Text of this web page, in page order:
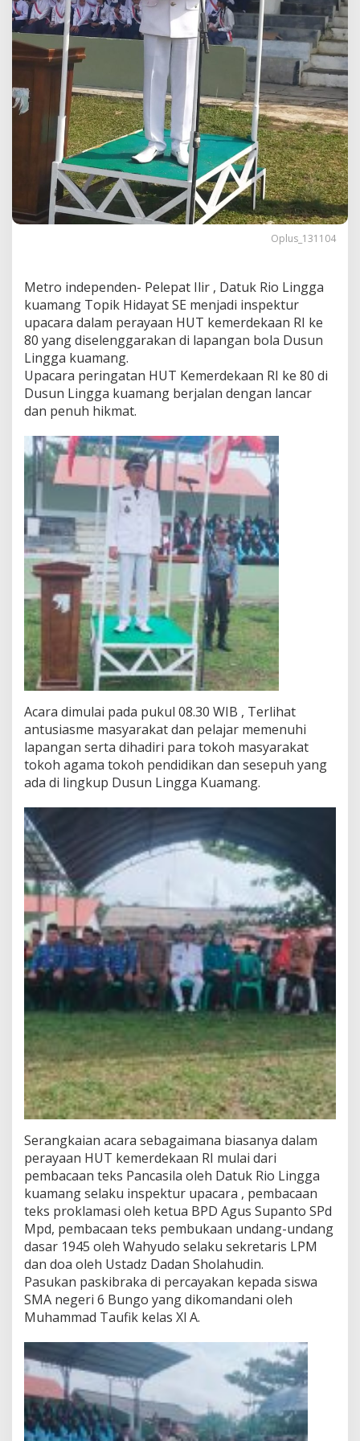
e
8
d
D
u
s
u
n
L
i
n
g
g
a
m
a
n
g
Oplus_131104
Metro independen- Pelepat Ilir , Datuk Rio Lingga
kuamang Topik Hidayat SE menjadi inspektur
upacara dalam perayaan HUT kemerdekaan RI ke
80 yang diselenggarakan di lapangan bola Dusun
Lingga kuamang.
Upacara peringatan HUT Kemerdekaan RI ke 80 di
Dusun Lingga kuamang berjalan dengan lancar
dan penuh hikmat.
Acara dimulai pada pukul 08.30 WIB , Terlihat
antusiasme masyarakat dan pelajar memenuhi
lapangan serta dihadiri para tokoh masyarakat
tokoh agama tokoh pendidikan dan sesepuh yang
ada di lingkup Dusun Lingga Kuamang.
Serangkaian acara sebagaimana biasanya dalam
perayaan HUT kemerdekaan RI mulai dari
pembacaan teks Pancasila oleh Datuk Rio Lingga
kuamang selaku inspektur upacara , pembacaan
teks proklamasi oleh ketua BPD Agus Supanto SPd
Mpd, pembacaan teks pembukaan undang-undang
dasar 1945 oleh Wahyudo selaku sekretaris LPM
dan doa oleh Ustadz Dadan Sholahudin.
Pasukan paskibraka di percayakan kepada siswa
SMA negeri 6 Bungo yang dikomandani oleh
Muhammad Taufik kelas Xl A.